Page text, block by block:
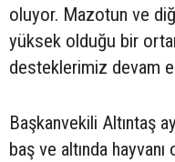
oluyor. Mazotun ve
yüksek olduğu bir
desteklerimiz devam
Başkanvekili Altıntaş
baş ve altında